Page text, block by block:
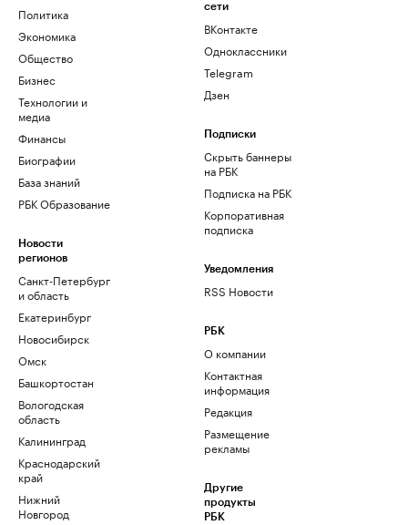
Политика
Экономика
Общество
Бизнес
Технологии и
медиа
Финансы
Биографии
База знаний
РБК Образование
Новости
регионов
Санкт-Петербург
и область
Екатеринбург
Новосибирск
Омск
Башкортостан
Вологодская
область
Калининград
Краснодарский
край
Нижний
Новгород
сети
ВКонтакте
Одноклассники
Telegram
Дзен
Подписки
Скрыть баннеры
на РБК
Подписка на РБК
Корпоративная
подписка
Уведомления
RSS Новости
РБК
О компании
Контактная
информация
Редакция
Размещение
рекламы
Другие
продукты
РБК